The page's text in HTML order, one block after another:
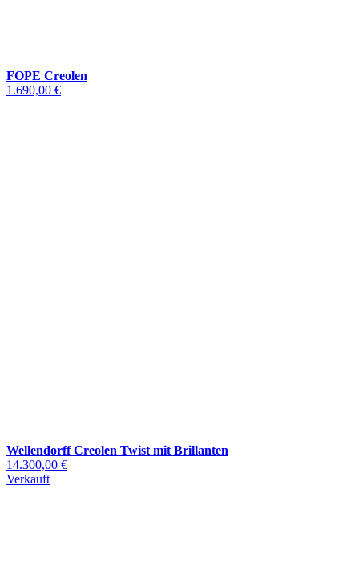
FOPE Creolen
1.690,00 €
Wellendorff Creolen Twist mit Brillanten
14.300,00 €
Verkauft